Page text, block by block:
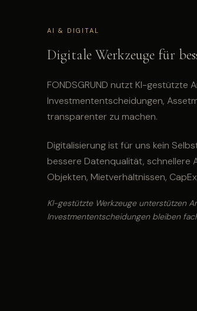
AI & DIGITAL
Digitale Werkzeuge für
FONDSGRUND nutzt KI-gestützte
Investmententscheidungen,
transparenter zu machen.
Digitalisierung ist für uns kein
bessere Datenqualität, schnellere
Objekten, Mietverhältnissen,
KI-gestützte Werkzeuge unterstützen
Investmententscheidungen bleiben